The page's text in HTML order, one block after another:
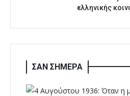
ελληνικής
ΣΑΝ ΣΗΜΕΡΑ